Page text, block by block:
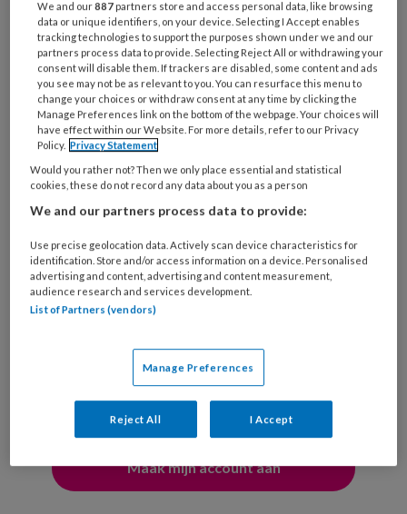
Bij
welke
organisatie
werk
je?
Untitled
Ontvang 2x per week de
KinderopvangTotaal nieuwsbrief
Ontvang iedere zondag het
Management Kinderopvang
Weekoverzicht
Ja, ik geef toestemming voor e-mails
van KinderopvangTotaal en
Springer Media B.V.
?
Uw bovenstaande gegevens kunnen worden toegevoegd aan
uw profiel in overeenstemming met onsprivacy statement
?
We and our887 partners store and access personal data, like browsing
data or unique identifiers, on your device. Selecting I Accept enables
tracking technologies to support the purposes shown under we and our
partners process data to provide. Selecting Reject All or withdrawing your
consent will disable them. If trackers are disabled, some content and ads
you see may not be as relevant to you. You can resurface this menu to
change your choices or withdraw consent at any time by clicking the
Manage Preferences link on the bottom of the webpage. Your choices will
have effect within our Website. For more details, refer to our Privacy
Policy. Privacy Statement
Would you rather not? Then we only place essential and statistical
cookies, these do not record any data about you as a person
We and our partners process data to provide:
Use precise geolocation data. Actively scan device characteristics for
identification. Store and/or access information on a device. Personalised
advertising and content, advertising and content measurement,
audience research and services development.
List of Partners (vendors)
Manage Preferences
Reject All I Accept